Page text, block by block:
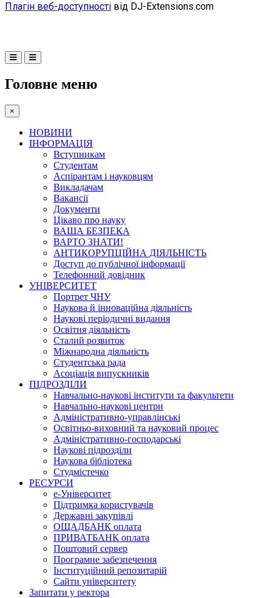
Плагін веб-доступності від DJ-Extensions.com
Головне меню
×
НОВИНИ
ІНФОРМАЦІЯ
Вступникам
Студентам
Аспірантам і науковцям
Викладачам
Вакансії
Документи
Цікаво про науку
ВАША БЕЗПЕКА
ВАРТО ЗНАТИ!
АНТИКОРУПЦІЙНА ДІЯЛЬНІСТЬ
Доступ до публічної інформації
Телефонний довідник
УНІВЕРСИТЕТ
Портрет ЧНУ
Наукова й інноваційна діяльність
Наукові періодичні видання
Освітня діяльність
Сталий розвиток
Міжнародна діяльність
Студентська рада
Асоціація випускників
ПІДРОЗДІЛИ
Навчально-наукові інститути та факультети
Навчально-наукові центри
Адміністративно-управлінські
Освітньо-виховний та науковий процес
Адміністративно-господарські
Наукові підрозділи
Наукова бібліотека
Студмістечко
РЕСУРСИ
е-Університет
Підтримка користувачів
Державні закупівлі
ОЩАДБАНК оплата
ПРИВАТБАНК оплата
Поштовий сервер
Програмне забезпечення
Інституційний репозитарій
Сайти університету
Запитати у ректора